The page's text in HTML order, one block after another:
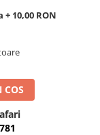
10,00 RON
COS